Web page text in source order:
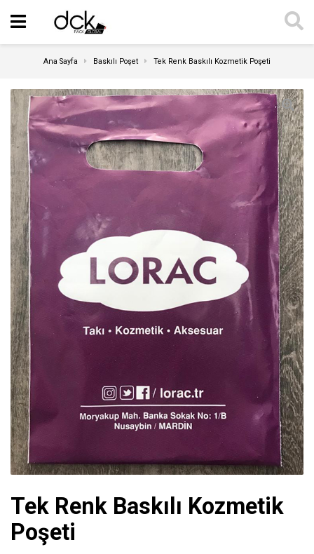
Ana Sayfa Baskılı Poşet Tek Renk Baskılı Kozmetik Poşeti
Tek Renk Baskılı Kozmetik
Poşeti